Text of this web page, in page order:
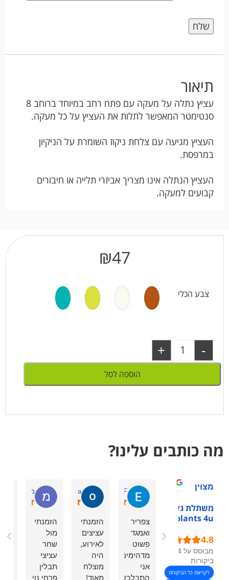
תיאור
עציץ נתלה על מעקה עם פתח רחב במיוחד ברוחב 8
סנטימטר המאפשר לתלות את העציץ על כל מעקה.
העציץ מגיעה עם צלחת ניקוז השומרת על הניקיון
במרפסת.
העציץ הנתלה אינו מצריך אביזרי תלייה או חיבורים
קבועים למעקה.
₪47
צבע הכלי
-
+
הוספה לסל
מה כותבים עלינו?
מצוין
משתלת גלילות -
plants 4u
מבוסס על 54
ביקורות
לקריאת כל הביקורות
Eden F.
צפריר
ואמגד
פשוט
מדהימים!
אני
התבלבלתי
okonoa
הזמנתי
עציצים
לאירוע,
היה
מוצלח
מאוד!
מיכל א.
הזמנתי
מול
שחר
עציצי
תבלין
פרחי נוי